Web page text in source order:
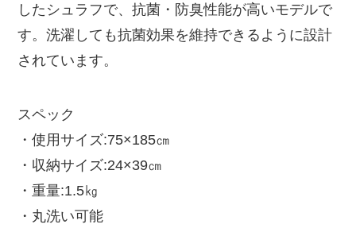
したシュラフで、抗菌・防臭性能が高いモデルで
す。洗濯しても抗菌効果を維持できるように設計
されています。
スペック
・使用サイズ:75×185㎝
・収納サイズ:24×39㎝
・重量:1.5㎏
・丸洗い可能